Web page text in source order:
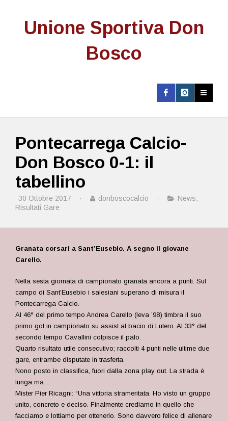
Unione Sportiva Don
Bosco
Pontecarrega Calcio-
Don Bosco 0-1: il
tabellino
30 Ottobre 2017 · donboscocalcio · News,
Risultati Gare
Granata corsari a Sant’Eusebio. A segno il giovane
Carello.
Nella sesta giornata di campionato granata ancora a punti. Sul
campo di Sant’Eusebio i salesiani superano di misura il
Pontecarrega Calcio.
Al 46° del primo tempo Andrea Carello (leva ’98) timbra il suo
primo gol in campionato su assist al bacio di Lutero. Al 33° del
secondo tempo Cavallini colpisce il palo.
Quarto risultato utile consecutivo; raccolti 4 punti nelle ultime due
gare, entrambe disputate in trasferta.
Nono posto in classifica, fuori dalla zona play out. La strada è
lunga ma…
Mister Pier Ricagni: “Una vittoria strameritata. Ho visto un gruppo
unito, concreto e deciso. Finalmente crediamo in quello che
facciamo e lottiamo per ottenerlo. Sono davvero felice di allenare